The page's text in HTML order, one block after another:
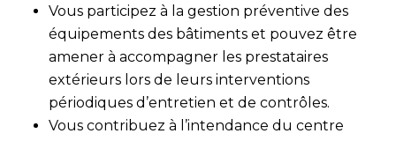
Vous participez à la gestion préventive des
équipements des bâtiments et pouvez être
amener à accompagner les prestataires
extérieurs lors de leurs interventions
périodiques d’entretien et de contrôles.
Vous contribuez à l’intendance du centre